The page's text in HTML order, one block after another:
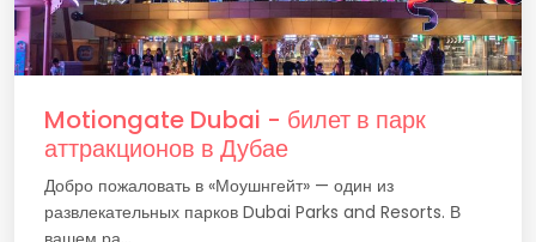
Motiongate Dubai - билет в парк
аттракционов в Дубае
Добро пожаловать в «Моушнгейт» — один из
развлекательных парков Dubai Parks and Resorts. В